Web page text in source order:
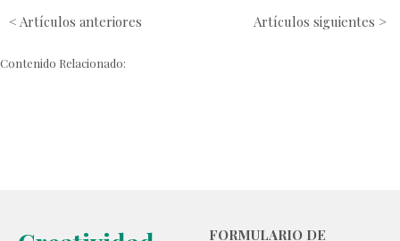
Artículos siguientes >
< Artículos anteriores
Contenido Relacionado:
FORMULARIO DE